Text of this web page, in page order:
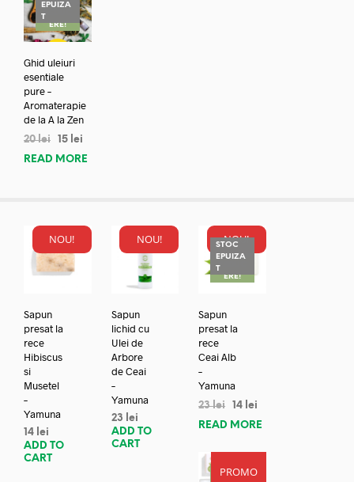
EPUIZA
TREDUC
ERE!
Ghid uleiuri
esentiale
pure –
Aromaterapie
de la A la Zen
20lei 15 lei
READ MORE
NOU!
Sapun
presat la
rece
Hibiscus
si
Musetel
–
Yamuna
14 lei
ADD TO
CART
NOU!
Sapun
lichid cu
Ulei de
Arbore
de Ceai
–
Yamuna
23
lei
ADD TO
CART
NOU!
STOC
EPUIZA
TREDUC
ERE!
Sapun
presat la
rece
Ceai Alb
–
Yamuna
23lei 14 lei
READ MORE
PROMO
REDUC